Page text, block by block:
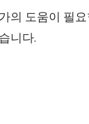
의 도움이 필요
니다.